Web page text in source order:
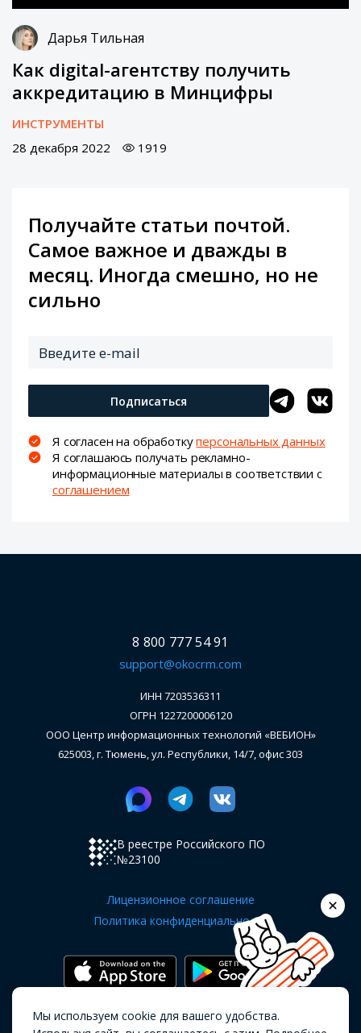
Дарья Тильная
Как digital-агентству получить
аккредитацию в Минцифры
ИНСТРУМЕНТЫ
28 декабря 2022
1919
Получайте статьи почтой.
Самое важное и дважды в
месяц. Иногда смешно, но не
сильно
Подписаться
Я согласен на обработкуперсональных данных
Я соглашаюсь получать рекламно-
информационные материалы в соответствии с
соглашением
8 800 777 54 91
support@okocrm.com
ИНН 7203536311
ОГРН 1227200006120
ООО Центр информационных технологий «ВЕБИОН»
625003, г. Тюмень, ул. Республики, 14/7, офис 303
В реестре Российского ПО
№23100
Лицензионное соглашение
Политика конфиденциальности
Copyright OKOCRM © 2019 - 2026.Все
Мы используем cookie для вашего удобства.